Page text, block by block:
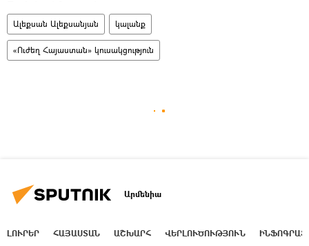
Ալեքսան Ալեքսանյան կալանք
«Ուժեղ Հայաստան» կուսակցություն
Արմենիա
ԼՈՒՐԵՐ ՀԱՅԱՍՏԱՆ ԱՇԽԱՐՀ ՎԵՐԼՈՒԾՈՒԹՅՈՒՆ